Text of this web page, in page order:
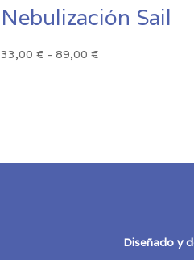
Nebulización Sail
33,00 € - 89,00 €
Diseñado y